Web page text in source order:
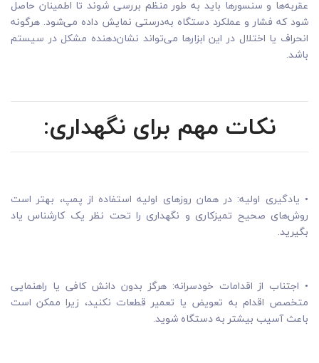
عقربه‌ها و سنسورها باید به طور منظم بررسی شوند تا اطمینان حاصل
شود که فشار و عملکرد دستگاه به‌درستی نمایش داده می‌شود. هرگونه
انحراف یا اختلال در این ابزارها می‌تواند نشان‌دهنده مشکل در سیستم
باشد.
نکات مهم برای نگهداری:
• یادگیری اولیه: در همان روزهای اولیه استفاده از پمپ، بهتر است
روش‌های صحیح تمیزکاری و نگهداری را تحت نظر یک کارشناس یاد
بگیرید.
• اجتناب از اقدامات خودسرانه: هرگز بدون دانش کافی یا راهنمایی
متخصص اقدام به تعویض یا تعمیر قطعات نکنید، زیرا ممکن است
باعث آسیب بیشتر به دستگاه شوید.